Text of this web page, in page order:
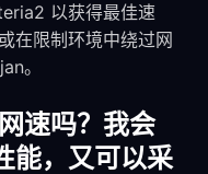
以获得最佳速
在限制环境中绕过网
。
速吗？我会
能，又可以采